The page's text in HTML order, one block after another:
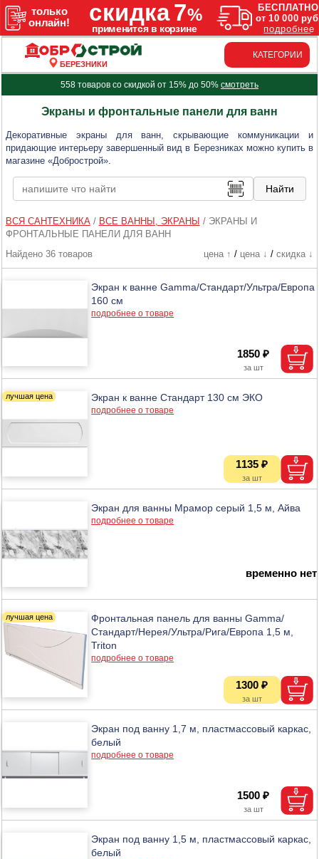
БЕРЕЗНИКИ
КАТЕГОРИИ
558 товаров со скидкой от 15% до 50% смотреть
Экраны и фронтальные панели для ванн
Декоративные экраны для ванн, скрывающие коммуникации и
придающие интерьеру завершенный вид в Березниках можно купить в
магазине «Добрострой».
ВСЯ САНТЕХНИКА/ ВСЕ ВАННЫ, ЭКРАНЫ / ЭКРАНЫ И
ФРОНТАЛЬНЫЕ ПАНЕЛИ ДЛЯ ВАНН
Найдено 36 товаров
цена ↑ / цена ↓ / скидка ↓
Экран к ванне Gamma/Стандарт/Ультра/Европа
160 см
подробнее о товаре
1850 ₽
Экран к ванне Стандарт 130 см ЭКО
подробнее о товаре
1135 ₽
Экран для ванны Мрамор серый 1,5 м, Айва
подробнее о товаре
временно нет
Фронтальная панель для ванны Gamma/
Стандарт/Нерея/Ультра/Рига/Европа 1,5 м,
Triton
подробнее о товаре
1300 ₽
Экран под ванну 1,7 м, пластмассовый каркас,
белый
подробнее о товаре
1500 ₽
Экран под ванну 1,5 м, пластмассовый каркас,
белый